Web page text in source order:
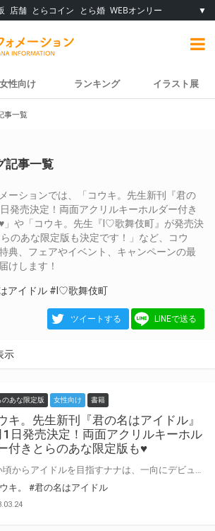
店舗 とらコイン とら婚 WEBオンリー ▼
女性向け ランキング イラスト展
事一覧
記事一覧
ーションでは、「コウキ。先生新刊『君の
発売決定！両面アクリルキーホルダー付き
」や「コウキ。先生『I♡歌舞伎町』が発売決
のあな限定版も決定です！」など、コウ
典、フェアやイベント、キャンペーンの最
けします！
アイドル #I♡歌舞伎町
ツイートする LINEで送る
示
のあな限定版 女性向け 書籍
キ。先生新刊『君の名はアイドル』
1日発売決定！両面アクリルキーホル
付きとらのあな限定版も♥
キ。
#君の名はアイドル